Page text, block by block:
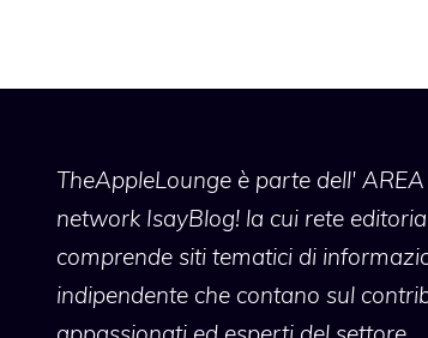
TheAppleLoungeè parte dell' AREA
network IsayBlog! la cui rete
comprende siti tematici di
indipendente che contano sul